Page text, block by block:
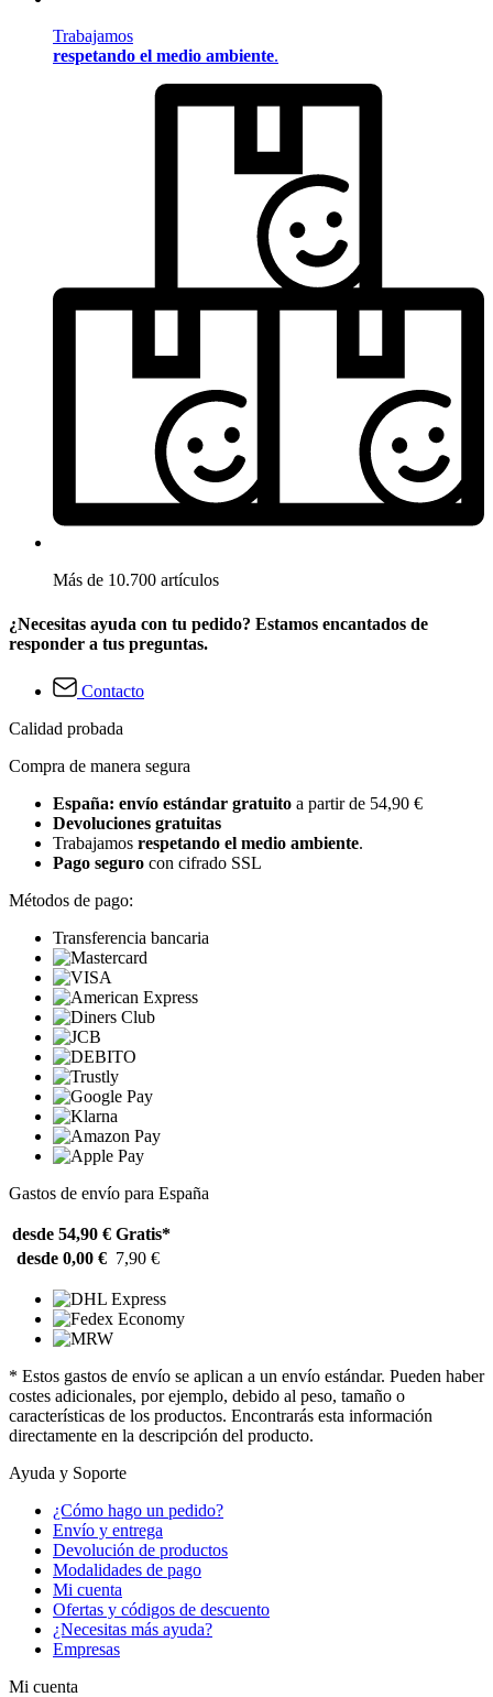
Trabajamos
respetando el medio ambiente.
Más de 10.700 artículos
¿Necesitas ayuda con tu pedido? Estamos encantados de
responder a tus preguntas.
Contacto
Calidad probada
Compra de manera segura
España: envío estándar gratuito a partir de 54,90 €
Devoluciones gratuitas
Trabajamos respetando el medio ambiente.
Pago seguro con cifrado SSL
Métodos de pago:
Transferencia bancaria
Gastos de envío para España
desde 54,90 € Gratis*
desde 0,00 € 7,90 €
* Estos gastos de envío se aplican a un envío estándar. Pueden haber
costes adicionales, por ejemplo, debido al peso, tamaño o
características de los productos. Encontrarás esta información
directamente en la descripción del producto.
Ayuda y Soporte
¿Cómo hago un pedido?
Envío y entrega
Devolución de productos
Modalidades de pago
Mi cuenta
Ofertas y códigos de descuento
¿Necesitas más ayuda?
Empresas
Mi cuenta